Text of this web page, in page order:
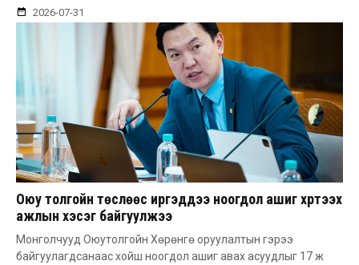
2026-07-31
Оюу толгойн төслөөс иргэддээ ноогдол ашиг хүртээх
ажлын хэсэг байгуулжээ
Монголчууд Оюутолгойн Хөрөнгө оруулалтын гэрээ
байгуулагдсанаас хойш ноогдол ашиг авах асуудлыг 17 ж